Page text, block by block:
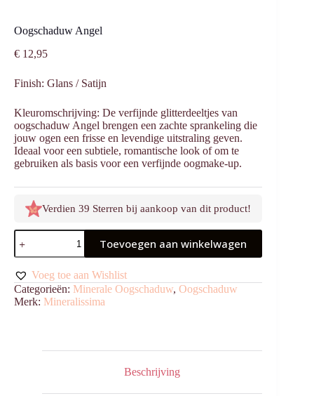
Oogschaduw Angel
€ 12,95
Finish: Glans / Satijn
Kleuromschrijving: De verfijnde glitterdeeltjes van
oogschaduw Angel brengen een zachte sprankeling die
jouw ogen een frisse en levendige uitstraling geven.
Ideaal voor een subtiele, romantische look of om te
gebruiken als basis voor een verfijnde oogmake-up.
Verdien 39 Sterren bij aankoop van dit product!
Oogschaduw
Angel
aantal
Toevoegen aan winkelwagen
Voeg toe aan Wishlist
Categorieën: Minerale Oogschaduw, Oogschaduw
Merk: Mineralissima
Beschrijving